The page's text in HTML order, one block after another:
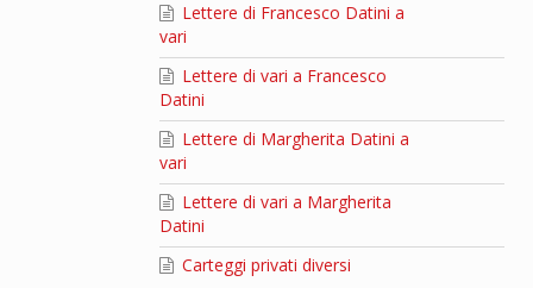
Lettere di Francesco Datini a
vari
Lettere di vari a Francesco
Datini
Lettere di Margherita Datini a
vari
Lettere di vari a Margherita
Datini
Carteggi privati diversi